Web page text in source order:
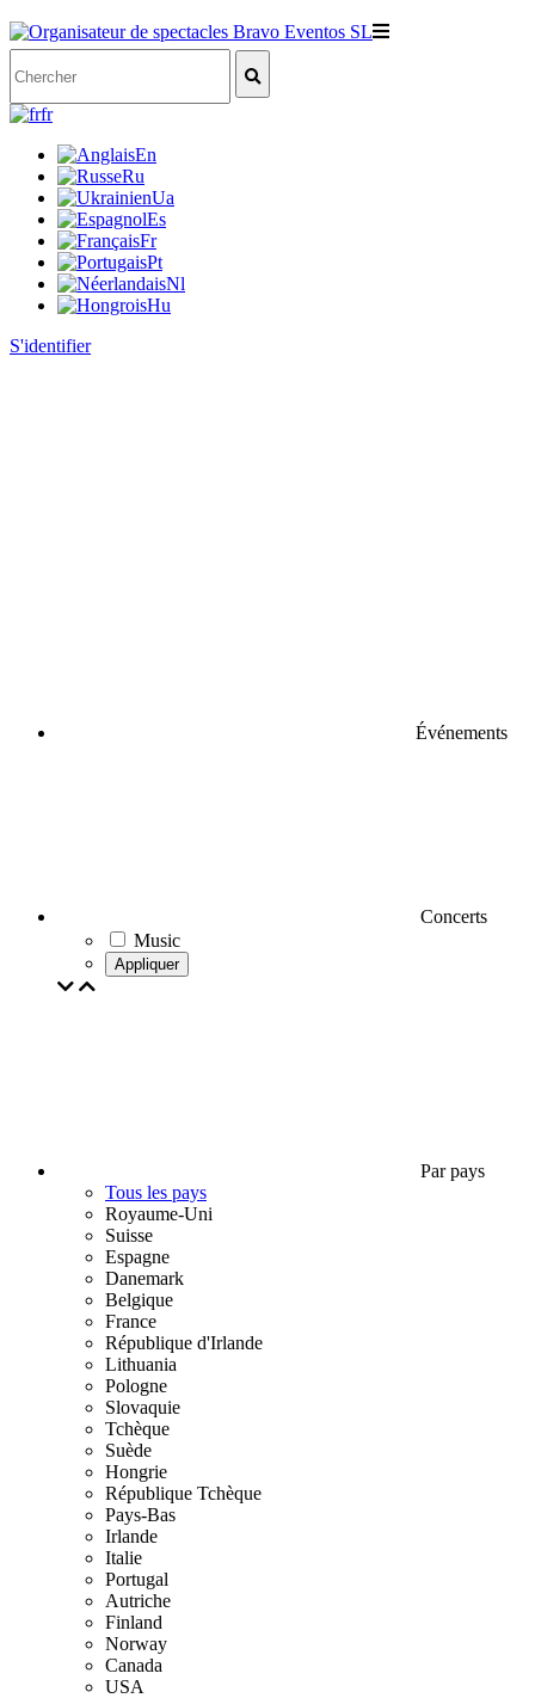
fr
En
Ru
Ua
Es
Fr
Pt
Nl
Hu
S'identifier
Événements
Concerts
Music
Appliquer
Par pays
Tous les pays
Royaume-Uni
Suisse
Espagne
Danemark
Belgique
France
République d'Irlande
Lithuania
Pologne
Slovaquie
Tchèque
Suède
Hongrie
République Tchèque
Pays-Bas
Irlande
Italie
Portugal
Autriche
Finland
Norway
Canada
USA